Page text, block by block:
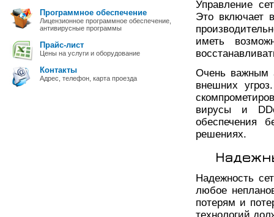
Программное обеспечение
Лицензионное программное обеспечение,
антивирусные программы
Прайс-лист
Цены на услуги и оборудование
Контакты
Адрес, телефон, карта проезда
Управление
Это включает
иметь
Очень важным
внешних
вирусы и
обеспечения
решениях.
Надежность
любое
потерям и